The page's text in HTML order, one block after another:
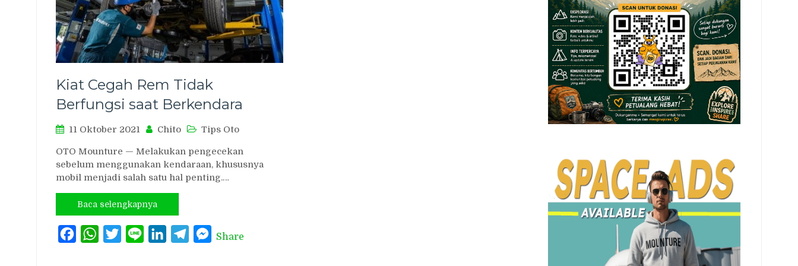
Kiat Cegah Rem Tidak
Berfungsi saat Berkendara
11 Oktober 2021 Chito Tips Oto
OTO Mounture — Melakukan pengecekan
sebelum menggunakan kendaraan, khususnya
mobil menjadi salah satu hal penting.…
Baca selengkapnya
FacebookWhatsAppTwitterLine LinkedInTelegramMessenger
Share